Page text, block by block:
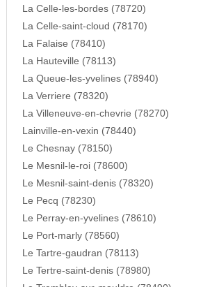
La Celle-les-bordes (78720)
La Celle-saint-cloud (78170)
La Falaise (78410)
La Hauteville (78113)
La Queue-les-yvelines (78940)
La Verriere (78320)
La Villeneuve-en-chevrie (78270)
Lainville-en-vexin (78440)
Le Chesnay (78150)
Le Mesnil-le-roi (78600)
Le Mesnil-saint-denis (78320)
Le Pecq (78230)
Le Perray-en-yvelines (78610)
Le Port-marly (78560)
Le Tartre-gaudran (78113)
Le Tertre-saint-denis (78980)